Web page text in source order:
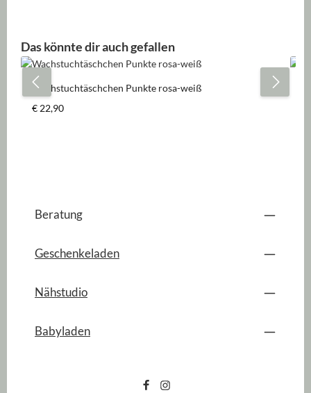
Produktgalerie überspringen
Das könnte dir auch gefallen
Wachstuchtäschchen Punkte rosa-weiß
Regulärer Preis:
€ 22,90
Beratung
Geschenkeladen
Nähstudio
Babyladen